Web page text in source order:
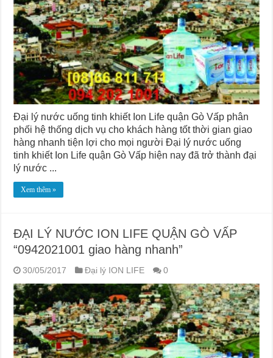
Đại lý nước uống tinh khiết Ion Life quận Gò Vấp phân
phối hệ thống dịch vụ cho khách hàng tốt thời gian giao
hàng nhanh tiện lợi cho mọi người Đại lý nước uống
tinh khiết Ion Life quận Gò Vấp hiện nay đã trở thành đại
lý nước ...
Xem thêm »
ĐẠI LÝ NƯỚC ION LIFE QUẬN GÒ VẤP
“0942021001 giao hàng nhanh”
30/05/2017 Đại lý ION LIFE 0